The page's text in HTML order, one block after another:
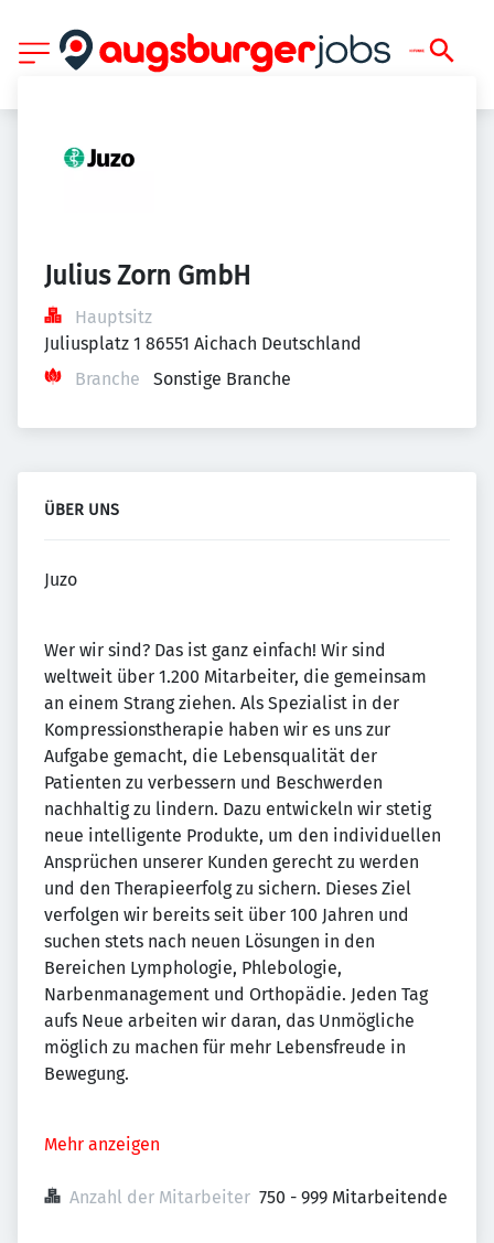
Julius Zorn GmbH
Hauptsitz
Juliusplatz 1 86551 Aichach Deutschland
Branche
Sonstige Branche
ÜBER UNS
Juzo
Wer wir sind? Das ist ganz einfach! Wir sind
weltweit über 1.200 Mitarbeiter, die gemeinsam
an einem Strang ziehen. Als Spezialist in der
Kompressionstherapie haben wir es uns zur
Aufgabe gemacht, die Lebensqualität der
Patienten zu verbessern und Beschwerden
nachhaltig zu lindern. Dazu entwickeln wir stetig
neue intelligente Produkte, um den individuellen
Ansprüchen unserer Kunden gerecht zu werden
und den Therapieerfolg zu sichern. Dieses Ziel
verfolgen wir bereits seit über 100 Jahren und
suchen stets nach neuen Lösungen in den
Bereichen Lymphologie, Phlebologie,
Narbenmanagement und Orthopädie. Jeden Tag
aufs Neue arbeiten wir daran, das Unmögliche
möglich zu machen für mehr Lebensfreude in
Bewegung.
Mehr anzeigen
Anzahl der Mitarbeiter 750 - 999 Mitarbeitende